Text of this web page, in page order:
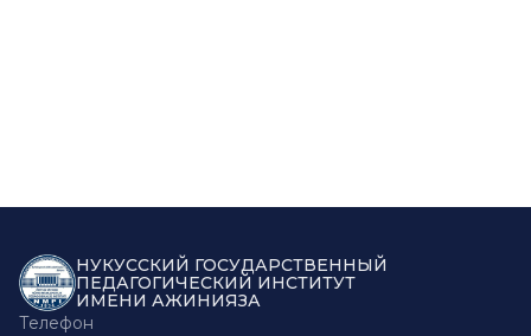
НУКУССКИЙ ГОСУДАРСТВЕННЫЙ
ПЕДАГОГИЧЕСКИЙ ИНСТИТУТ
ИМЕНИ АЖИНИЯЗА
Телефон